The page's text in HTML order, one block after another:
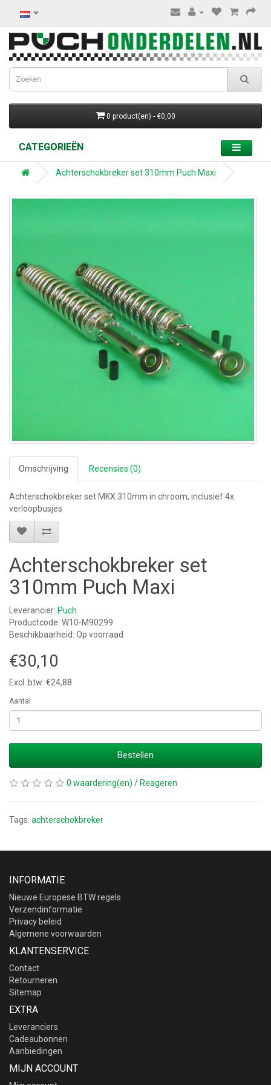
0 product(en) - €0,00
CATEGORIEËN
Achterschokbreker set 310mm Puch Maxi
Omschrijving Recensies (0)
Achterschokbreker set MKX 310mm in chroom, inclusief 4x
verloopbusjes
Achterschokbreker set
310mm Puch Maxi
Leverancier: Puch
Productcode: W10-M90299
Beschikbaarheid: Op voorraad
€30,10
Excl. btw: €24,88
Aantal
Bestellen
0 waardering(en) / Reageren
Tags: achterschokbreker
INFORMATIE
Nieuwe Europese BTW regels
Verzendinformatie
Privacy beleid
Algemene voorwaarden
KLANTENSERVICE
Contact
Retourneren
Sitemap
EXTRA
Leveranciers
Cadeaubonnen
Aanbiedingen
MIJN ACCOUNT